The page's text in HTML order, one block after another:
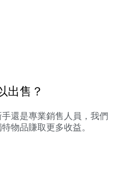
出售？
還是專業銷售人員，我們
物品賺取更多收益。